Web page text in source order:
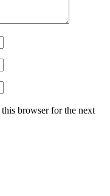
browser for the next